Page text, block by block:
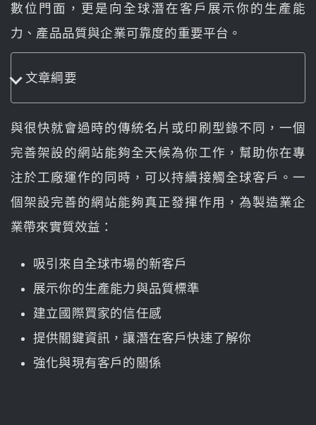
數位門面，更是向全球潛在客戶展示你的生產能
力、產品品質與企業可靠度的重要平台。
文章綱要
與很快就會過時的傳統名片或印刷型錄不同，一個
完善架設的網站能夠全天候為你工作，幫助你在專
注於工廠運作的同時，可以持續接觸全球客戶。一
個架設完善的網站能夠真正發揮作用，為製造業企
業帶來實質效益：
吸引來自全球市場的新客戶
展示你的生產能力與品質標準
建立國際買家的信任感
提供關鍵資訊，讓潛在客戶快速了解你
強化與現有客戶的關係